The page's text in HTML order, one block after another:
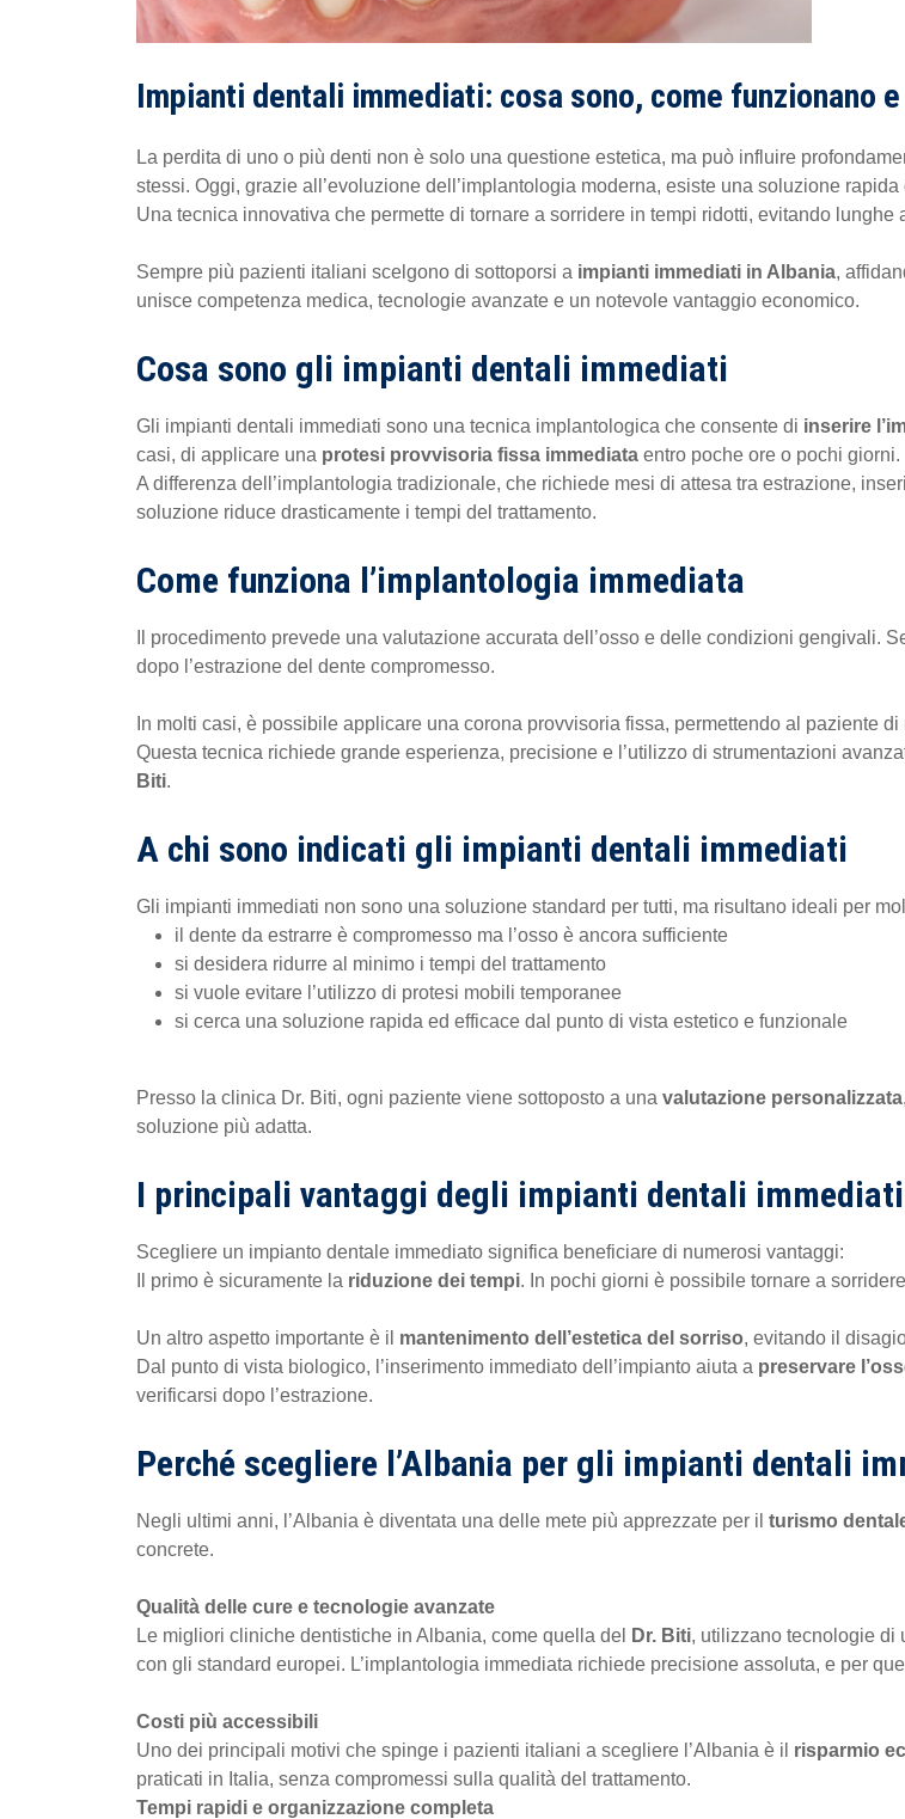
Impianti dentali immediati: cosa sono, come funzionano
La perdita di uno o più denti non è solo una questione estetica, ma può influire
stessi. Oggi, grazie all’evoluzione dell’implantologia moderna, esiste una soluzione rapida
Una tecnica innovativa che permette di tornare a sorridere in tempi ridotti, evitando
Sempre più pazienti italiani scelgono di sottoporsi a impianti immediati in Albania,
unisce competenza medica, tecnologie avanzate e un notevole vantaggio economico.
Cosa sono gli impianti dentali immediati
Gli impianti dentali immediati sono una tecnica implantologica che consente di inserire
casi, di applicare una protesi provvisoria fissa immediata entro poche ore o pochi giorni.
A differenza dell’implantologia tradizionale, che richiede mesi di attesa tra estrazione,
soluzione riduce drasticamente i tempi del trattamento.
Come funziona l’implantologia immediata
Il procedimento prevede una valutazione accurata dell’osso e delle condizioni gengivali.
dopo l’estrazione del dente compromesso.
In molti casi, è possibile applicare una corona provvisoria fissa, permettendo al paziente di
Questa tecnica richiede grande esperienza, precisione e l’utilizzo di strumentazioni
Biti.
A chi sono indicati gli impianti dentali immediati
Gli impianti immediati non sono una soluzione standard per tutti, ma risultano ideali per
il dente da estrarre è compromesso ma l’osso è ancora sufficiente
si desidera ridurre al minimo i tempi del trattamento
si vuole evitare l’utilizzo di protesi mobili temporanee
si cerca una soluzione rapida ed efficace dal punto di vista estetico e funzionale
Presso la clinica Dr. Biti, ogni paziente viene sottoposto a una valutazione personalizzata
soluzione più adatta.
I principali vantaggi degli impianti dentali immediati
Scegliere un impianto dentale immediato significa beneficiare di numerosi vantaggi:
Il primo è sicuramente la riduzione dei tempi. In pochi giorni è possibile tornare a
Un altro aspetto importante è il mantenimento dell’estetica del sorriso, evitando il
Dal punto di vista biologico, l’inserimento immediato dell’impianto aiuta a preservare
verificarsi dopo l’estrazione.
Perché scegliere l’Albania per gli impianti dentali
Negli ultimi anni, l’Albania è diventata una delle mete più apprezzate per il turismo
concrete.
Qualità delle cure e tecnologie avanzate
Le migliori cliniche dentistiche in Albania, come quella del
Dr. Biti, utilizzano tecnologie di
con gli standard europei. L’implantologia immediata richiede precisione assoluta, e per
Costi più accessibili
Uno dei principali motivi che spinge i pazienti italiani a scegliere l’Albania è il risparmio
praticati in Italia, senza compromessi sulla qualità del trattamento.
Tempi rapidi e organizzazione completa